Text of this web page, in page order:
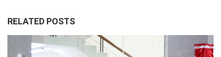
RELATED POSTS